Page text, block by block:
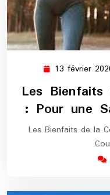
13 février
Les
: Pour une
Les Bienfaits de la